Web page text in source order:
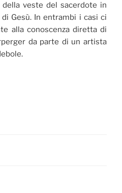
della veste del sacerdote in
Gesù. In entrambi i casi ci
alla conoscenza diretta di
da parte di un artista